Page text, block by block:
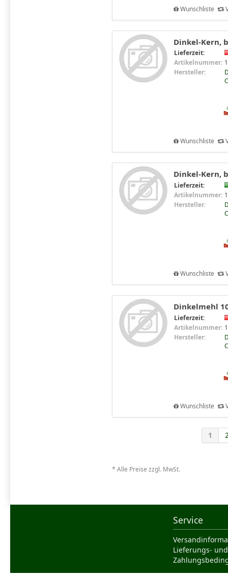
Wunschliste
Dinkel-Kern,
Lieferzeit:
Artikelnummer:
Hersteller:
Wunschliste
Dinkel-Kern,
Lieferzeit:
Artikelnummer:
Hersteller:
Wunschliste
Dinkelmehl
Lieferzeit:
Artikelnummer:
Hersteller:
Wunschliste
1
* Alle Preise zzgl. MwSt.
Service
Lieferungs- und